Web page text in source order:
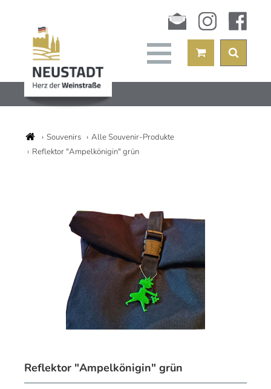
Newsletterinstagramfacebook
Souvenirs
Alle Souvenir-Produkte
Reflektor "Ampelkönigin" grün
Reflektor "Ampelkönigin" grün